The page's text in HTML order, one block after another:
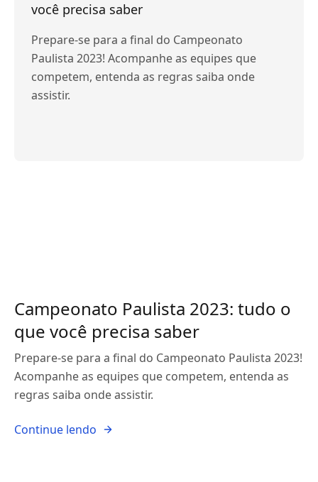
você precisa saber
Prepare-se para a final do Campeonato
Paulista 2023! Acompanhe as equipes que
competem, entenda as regras saiba onde
assistir.
Campeonato Paulista 2023: tudo o
que você precisa saber
Prepare-se para a final do Campeonato Paulista 2023!
Acompanhe as equipes que competem, entenda as
regras saiba onde assistir.
Continue lendo